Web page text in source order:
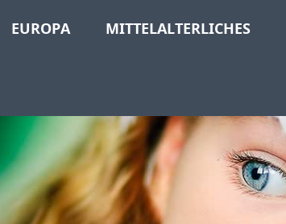
EUROPA MITTELALTERLICHES